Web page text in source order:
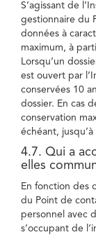
S’agissant de
gestionnaire du
données à
maximum, à
Lorsqu’un
est ouvert par
conservées 10
dossier. En cas
conservation
échéant,
4.7. Qui a
elles
En fonction des
du Point de
personnel avec
s’occupant de